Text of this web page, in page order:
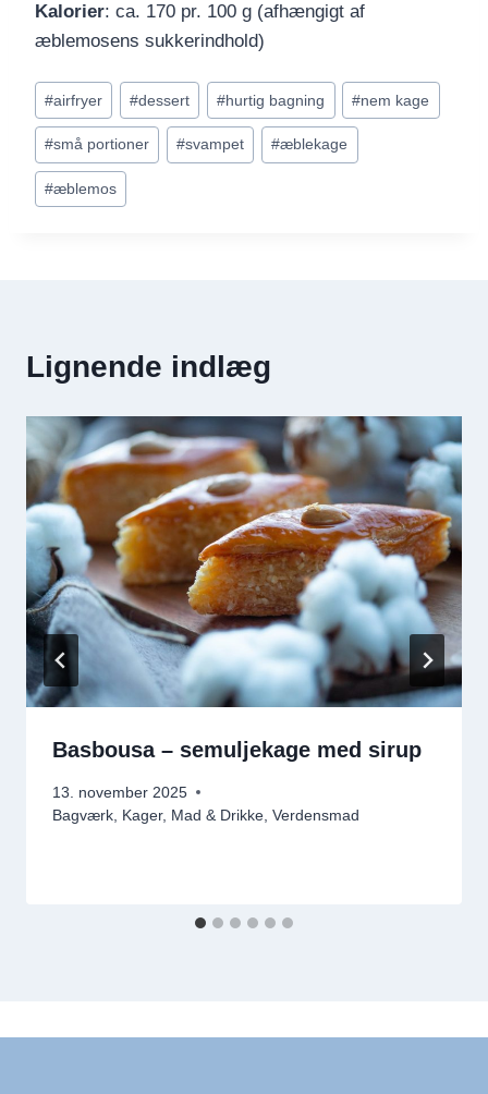
Kalorier: ca. 170 pr. 100 g (afhængigt af
æblemosens sukkerindhold)
Indlæg-
tags:
#airfryer #dessert #hurtig bagning #nem kage
#små portioner #svampet #æblekage
#æblemos
Lignende indlæg
Basbousa – semuljekage med sirup
13. november 2025
Bagværk Kager, Mad & Drikke Verdensmad